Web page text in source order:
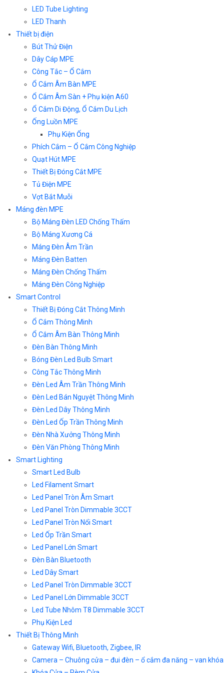
LED Tube Lighting
LED Thanh
Thiết bị điện
Bút Thử Điện
Dây Cáp MPE
Công Tắc – Ổ Cắm
Ổ Cắm Âm Bàn MPE
Ổ Cắm Âm Sàn + Phụ kiện A60
Ổ Cắm Di Động, Ổ Cắm Du Lịch
Ống Luồn MPE
Phụ Kiện Ống
Phích Cắm – Ổ Cắm Công Nghiệp
Quạt Hút MPE
Thiết Bị Đóng Cắt MPE
Tủ Điện MPE
Vợt Bắt Muỗi
Máng đèn MPE
Bộ Máng Đèn LED Chống Thấm
Bộ Máng Xương Cá
Máng Đèn Âm Trần
Máng Đèn Batten
Máng Đèn Chống Thấm
Máng Đèn Công Nghiệp
Smart Control
Thiết Bị Đóng Cắt Thông Minh
Ổ Cắm Thông Minh
Ổ Cắm Âm Bàn Thông Minh
Đèn Bàn Thông Minh
Bóng Đèn Led Bulb Smart
Công Tắc Thông Minh
Đèn Led Âm Trần Thông Minh
Đèn Led Bán Nguyệt Thông Minh
Đèn Led Dây Thông Minh
Đèn Led Ốp Trần Thông Minh
Đèn Nhà Xưởng Thông Minh
Đèn Văn Phòng Thông Minh
Smart Lighting
Smart Led Bulb
Led Filament Smart
Led Panel Tròn Âm Smart
Led Panel Tròn Dimmable 3CCT
Led Panel Tròn Nổi Smart
Led Ốp Trần Smart
Led Panel Lớn Smart
Đèn Bàn Bluetooth
Led Dây Smart
Led Panel Tròn Dimmable 3CCT
Led Panel Lớn Dimmable 3CCT
Led Tube Nhôm T8 Dimmable 3CCT
Phụ Kiện Led
Thiết Bị Thông Minh
Gateway Wifi, Bluetooth, Zigbee, IR
Camera – Chuông cửa – đui đèn – ổ cắm đa năng – van khóa